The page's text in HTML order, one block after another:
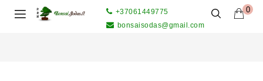
0
+37061449775
bonsaisodas@gmail.com